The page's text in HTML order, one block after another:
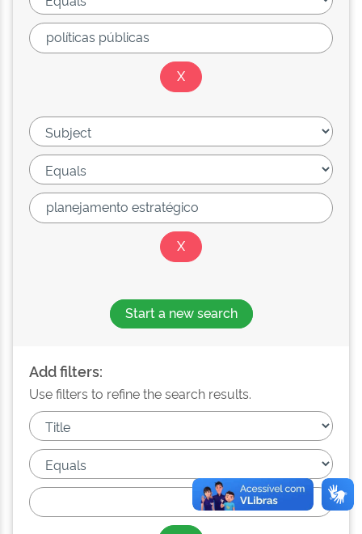
Start a new search
Add filters:
Use filters to refine the search results.